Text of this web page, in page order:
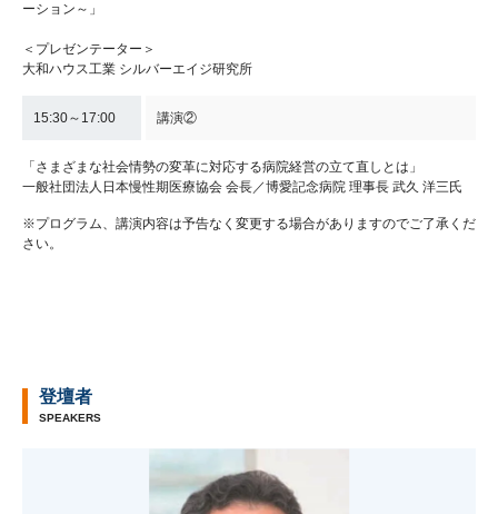
ーション～」
＜プレゼンテーター＞
大和ハウス工業 シルバーエイジ研究所
15:30～17:00 講演②
「さまざまな社会情勢の変革に対応する病院経営の立て直しとは」
一般社団法人日本慢性期医療協会 会長／博愛記念病院 理事長 武久 洋三氏
※プログラム、講演内容は予告なく変更する場合がありますのでご了承くだ
さい。
登壇者
SPEAKERS